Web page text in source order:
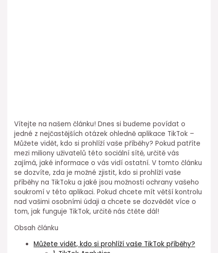
Vítejte na našem článku! Dnes si budeme povídat o
jedné z nejčastějších otázek ohledně aplikace TikTok –
Můžete vidět, kdo si prohlíží vaše příběhy? Pokud patříte
mezi miliony uživatelů této sociální sítě, určitě vás
zajímá, jaké informace o vás vidí ostatní. V tomto článku
se dozvíte, zda je možné zjistit, kdo si prohlíží vaše
příběhy na TikToku a jaké jsou možnosti ochrany vašeho
soukromí v této aplikaci. Pokud chcete mít větší kontrolu
nad vašimi osobními údaji a chcete se dozvědět více o
tom, jak funguje TikTok, určitě nás čtěte dál!
Obsah článku
Můžete vidět, kdo si prohlíží vaše TikTok příběhy?